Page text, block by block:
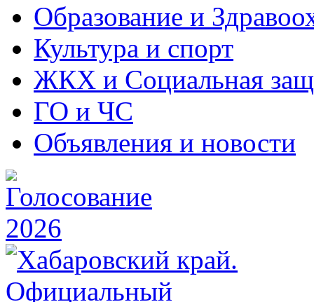
Образование и
Культура и спорт
ЖКХ и Социальная
ГО и ЧС
Объявления и новости